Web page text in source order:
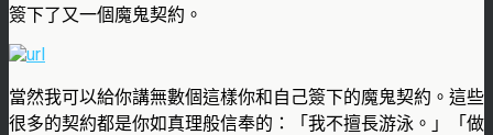
簽下了又一個魔鬼契約。
當然我可以給你講無數個這樣你和自己簽下的魔鬼契約。這些
很多的契約都是你如真理般信奉的：「我不擅長游泳。」「做